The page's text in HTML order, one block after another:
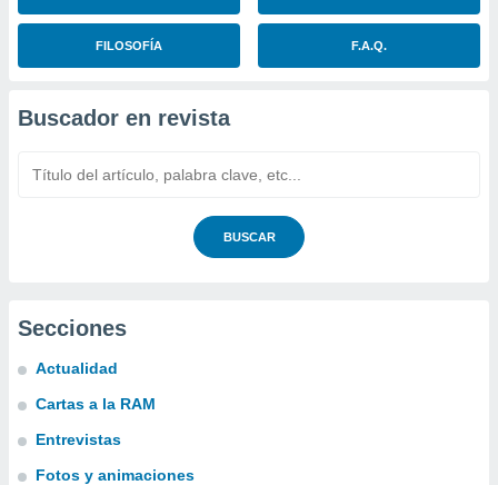
FILOSOFÍA F.A.Q.
Buscador en revista
BUSCAR
Secciones
Actualidad
Cartas a la RAM
Entrevistas
Fotos y animaciones